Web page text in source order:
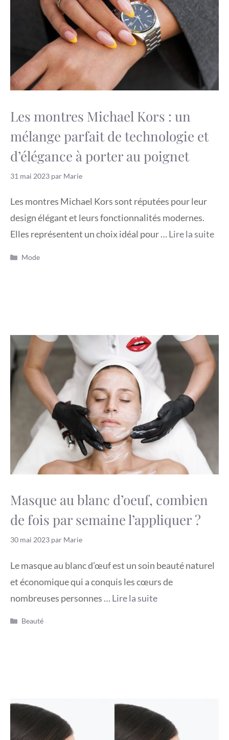
Les montres Michael Kors : un
mélange parfait de technologie et
d’élégance à porter au poignet
31 mai 2023 par Marie
Les montres Michael Kors sont réputées pour leur
design élégant et leurs fonctionnalités modernes.
Elles représentent un choix idéal pour …Lire la suite
Catégories
Mode
Masque au blanc d’oeuf, combien
de fois par semaine l’appliquer ?
30 mai 2023 par Marie
Le masque au blanc d’œuf est un soin beauté naturel
et économique qui a conquis les cœurs de
nombreuses personnes …Lire la suite
Catégories
Beauté